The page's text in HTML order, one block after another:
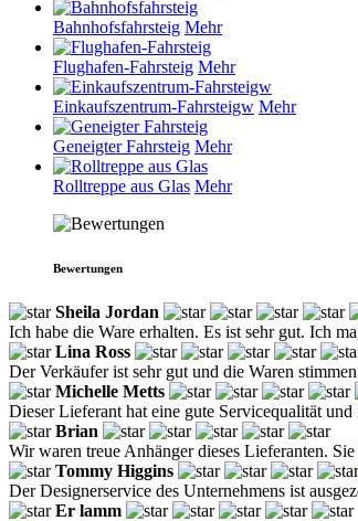
Bahnhofsfahrsteig Mehr
Flughafen-Fahrsteig Mehr
Einkaufszentrum-Fahrsteigw Mehr
Geneigter Fahrsteig Mehr
Rolltreppe aus Glas Mehr
Bewertungen
Sheila Jordan
Ich habe die Ware erhalten. Es ist sehr gut. Ich
Lina Ross
Der Verkäufer ist sehr gut und die Waren
Michelle Metts
Dieser Lieferant hat eine gute Servicequalität
Brian
Wir waren treue Anhänger dieses Lieferanten.
Tommy Higgins
Der Designerservice des Unternehmens ist
Er lamm